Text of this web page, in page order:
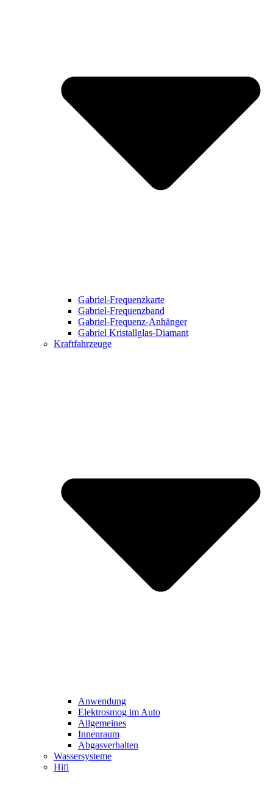
Gabriel-Frequenzkarte
Gabriel-Frequenzband
Gabriel-Frequenz-Anhänger
Gabriel Kristallglas-Diamant
Kraftfahrzeuge
Anwendung
Elektrosmog im Auto
Allgemeines
Innenraum
Abgasverhalten
Wassersysteme
Hifi